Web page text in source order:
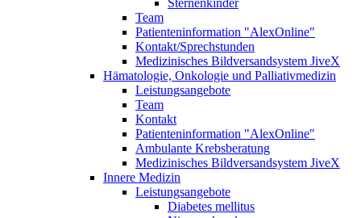
Sternenkinder
Team
Patienteninformation "AlexOnline"
Kontakt/Sprechstunden
Medizinisches Bildversandsystem JiveX
Hämatologie, Onkologie und Palliativmedizin
Leistungsangebote
Team
Kontakt
Patienteninformation "AlexOnline"
Ambulante Krebsberatung
Medizinisches Bildversandsystem JiveX
Innere Medizin
Leistungsangebote
Diabetes mellitus